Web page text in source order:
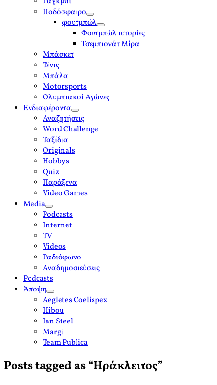
menu
Ποδόσφαιρο
open
menu
φουτμπώλ
open
menu
Φουτμπώλ ιστορίες
Τσεμπιονάτ Μίρα
Μπάσκετ
Τένις
Μπάλα
Motorsports
Ολυμπιακοί Αγώνες
Ενδιαφέροντα
open
menu
Αναζητήσεις
Word Challenge
Ταξίδια
Originals
Hobbys
Quiz
Παράξενα
Video Games
Media
open
menu
Podcasts
Internet
TV
Videos
Ραδιόφωνο
Αναδημοσιεύσεις
Podcasts
Άποψη
open
menu
Aegletes Coelispex
Hibou
Ian Steel
Margi
Team Publica
Posts tagged as “Ηράκλειτος”